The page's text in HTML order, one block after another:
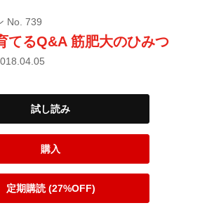
No. 739
てるQ&A 筋肥大のひみつ
試し読み
購入
定期購読 (27%OFF)